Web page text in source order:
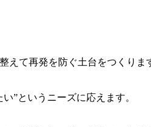
て再発を防ぐ土台をつくりま
”というニーズに応えます。